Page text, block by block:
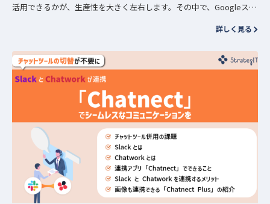
活用できるかが、生産性を大きく左右します。その中で、Googleスプ
詳しく見る